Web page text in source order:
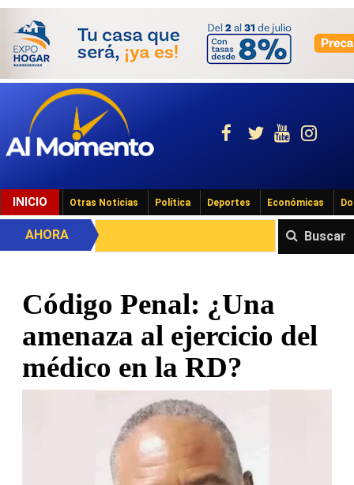
INICIO Otras Noticias Política Deportes Económicas
Buscar
AHORA
Código Penal: ¿Una
amenaza al ejercicio del
médico en la RD?